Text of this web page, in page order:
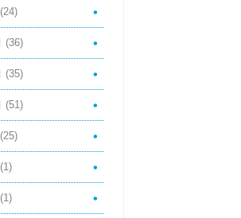
(24)
(36)
(35)
(51)
(25)
(1)
(1)